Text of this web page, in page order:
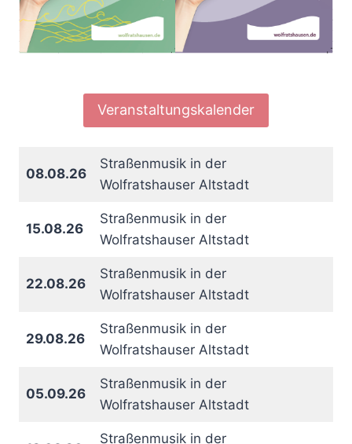
Veranstaltungskalender
08.08.26
Straßenmusik in der
Wolfratshauser Altstadt
15.08.26
Straßenmusik in der
Wolfratshauser Altstadt
22.08.26
Straßenmusik in der
Wolfratshauser Altstadt
29.08.26
Straßenmusik in der
Wolfratshauser Altstadt
05.09.26
Straßenmusik in der
Wolfratshauser Altstadt
Straßenmusik in der